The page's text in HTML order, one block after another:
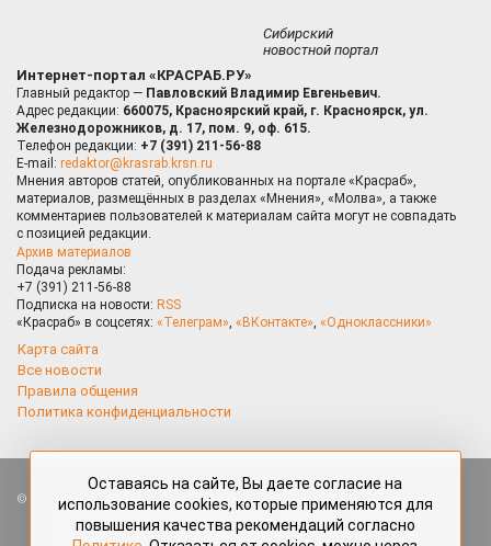
Сибирский
новостной портал
Интернет-портал «КРАСРАБ.РУ»
Главный редактор — Павловский Владимир Евгеньевич.
Адрес редакции: 660075, Красноярский край, г. Красноярск, ул.
Железнодорожников, д. 17, пом. 9, оф. 615.
Телефон редакции: +7 (391) 211-56-88
E-mail: redaktor@krasrab.krsn.ru
Мнения авторов статей, опубликованных на портале «Красраб»,
материалов, размещённых в разделах «Мнения», «Молва», а также
комментариев пользователей к материалам сайта могут не совпадать
с позицией редакции.
Архив материалов
Подача рекламы:
+7 (391) 211-56-88
Подписка на новости: RSS
«Красраб» в соцсетях: «Телеграм», «ВКонтакте», «Одноклассники»
Карта сайта
Все новости
Правила общения
Политика конфиденциальности
Все права защищены. Любые материалы, размещённые на портале
«Красраб.ру» сотрудниками редакции, нештатными авторами
и читателями, являются объектами авторского права. Полное или
Оставаясь на сайте, Вы даете согласие на
использование cookies, которые применяются для
повышения качества рекомендаций согласно